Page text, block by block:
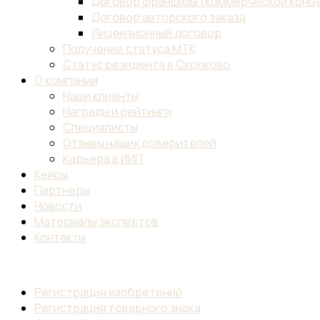
Договор авторского заказа
Лицензионный договор
Получение статуса МТК
Статус резидента в Сколково
О компании
Наши клиенты
Награды и рейтинги
Специалисты
Отзывы наших доверителей
Карьера в ИИП
Кейсы
Партнеры
Новости
Материалы экспертов
Контакты
Регистрация изобретений
Регистрация товарного знака